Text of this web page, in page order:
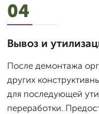
04
Вывоз и
После демонтажа
других
для последующей
переработки.